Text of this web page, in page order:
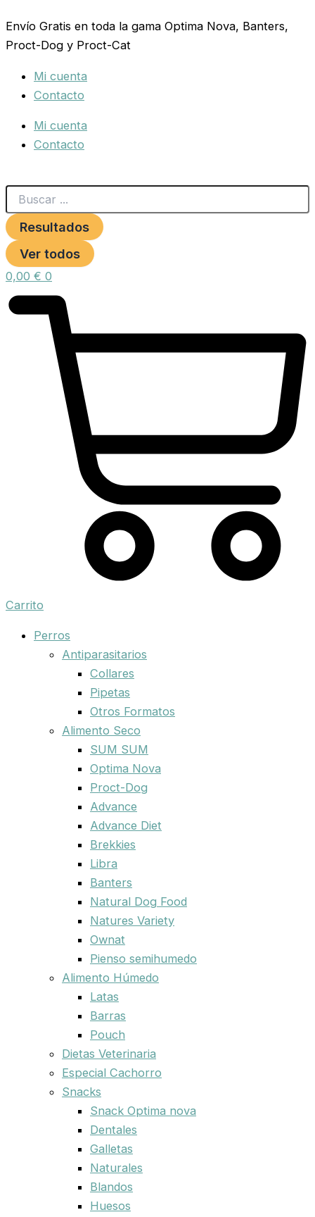
al
contenido
Envío Gratis en toda la gama Optima Nova, Banters,
Proct-Dog y Proct-Cat
Mi cuenta
Contacto
Mi cuenta
Contacto
...
Resultados
Ver todos
0,00 € 0
Carrito
Perros
Antiparasitarios
Collares
Pipetas
Otros Formatos
Alimento Seco
SUM SUM
Optima Nova
Proct-Dog
Advance
Advance Diet
Brekkies
Libra
Banters
Natural Dog Food
Natures Variety
Ownat
Pienso semihumedo
Alimento Húmedo
Latas
Barras
Pouch
Dietas Veterinaria
Especial Cachorro
Snacks
Snack Optima nova
Dentales
Galletas
Naturales
Blandos
Huesos
con
Pollo
&
Guisantes
400gr.
cantidad